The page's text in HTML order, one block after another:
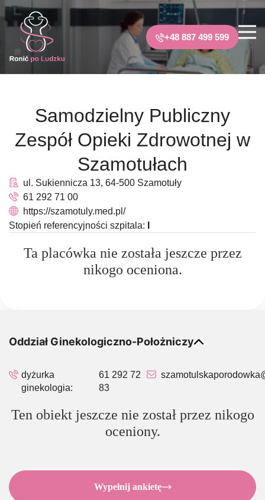
+48 887 499 599
Samodzielny Publiczny
Zespół Opieki Zdrowotnej w
Szamotułach
ul. Sukiennicza 13, 64-500 Szamotuły
61 292 71 00
https://szamotuly.med.pl/
Stopień referencyjności szpitala:
Ta placówka nie została jeszcze przez
nikogo oceniona.
Oddział Ginekologiczno-Położniczy
dyżurka
ginekologia:
61 292 72
83
Ten obiekt jeszcze nie został przez nikogo
oceniony.
Wypełnij ankietę